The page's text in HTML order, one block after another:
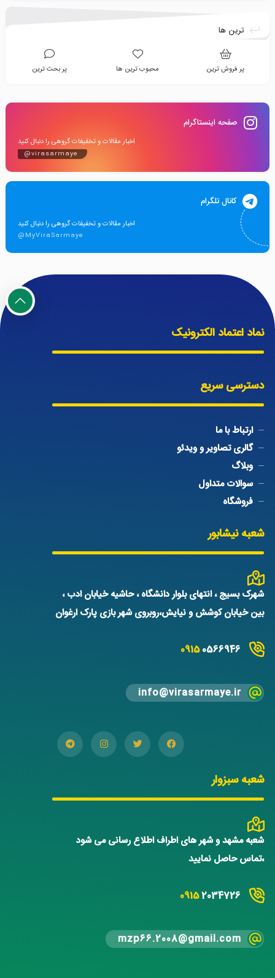
ترین ها
پر فروش ترین محبوب ترین ها پر بحث ترین
صفحه اینستاگرام
اخبار مقالات و تخفیفات گروهی را دنبال کنید
@virasarmaye
کانال تلگرام
اخبار مقالات و تخفیفات گروهی را دنبال کنید
@MyViraSarmaye
نماد اعتماد الکترونیک
دسترسی سریع
ارتباط با ما
گالری تصاویر و ویدئو
وبلاگ
سوالات متداول
فروشگاه
شعبه نیشابور
شهرک بسیج ، انتهای بلوار دانشگاه ، حاشیه خیابان ادب ،
بین خیابان کوشش و نیایش،روبروی شهر بازی پارک ارغوان
09150566946
info@virasarmaye.ir
شعبه سبزوار
شعبه مشهد و شهر های اطراف اطلاع رسانی می شود
،تماس حاصل نمایید
09152034726
mzp66.2008@gmail.com